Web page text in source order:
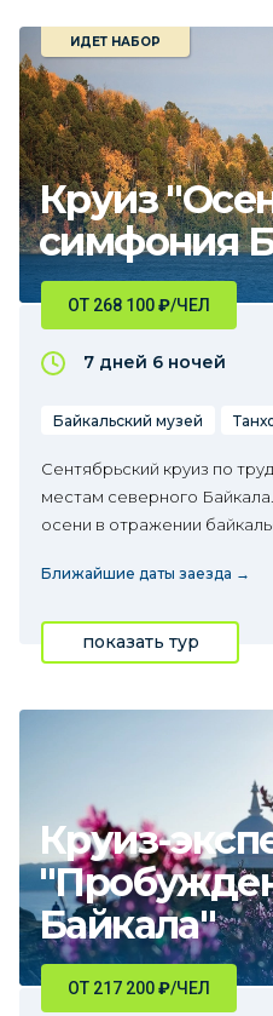
Круиз
симфония
ИДЕТ НАБОР
ОТ 268 100₽/ЧЕЛ
7 дней 6 ночей
Байкальский музей
Сентябрьский круиз по
местам северного
осени в отражении
Ближайшие даты заезда →
показать тур
Круиз-
Байкала"
ОТ 217 200₽/ЧЕЛ